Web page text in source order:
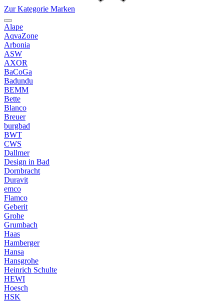
Zur Kategorie Marken
Alape
AqvaZone
Arbonia
ASW
AXOR
BaCoGa
Badundu
BEMM
Bette
Blanco
Breuer
burgbad
BWT
CWS
Dallmer
Design in Bad
Dornbracht
Duravit
emco
Flamco
Geberit
Grohe
Grumbach
Haas
Hamberger
Hansa
Hansgrohe
Heinrich Schulte
HEWI
Hoesch
HSK